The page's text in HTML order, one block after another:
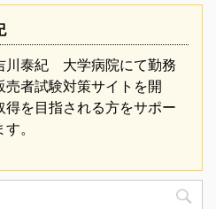
川泰紀 大学病院にて勤務
者試験対策サイトを開
得を目指される方をサポー
す。